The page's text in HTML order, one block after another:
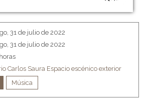
31 de julio de 2022
31 de julio de 2022
Carlos Saura Espacio escénico exterior
Música